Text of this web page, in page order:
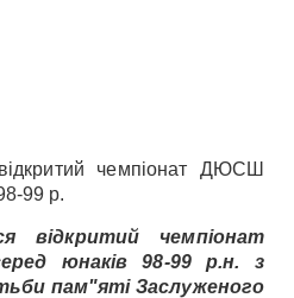
чемпіонат ДЮСШ
99 р.
відкритий чемпіонат
юнаків 98-99 р.н. з
пам"яті Заслуженого